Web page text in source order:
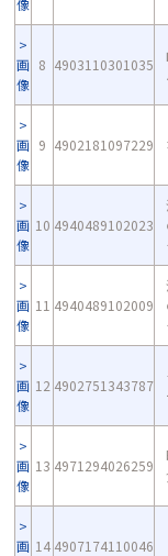
像
画
像
8 4903110301035
画
像
9 4902181097229
画
像
10 4940489102023
画
像
11 4940489102009
画
像
12 4902751343787
画
像
13 4971294026259
画 14 4907174110046